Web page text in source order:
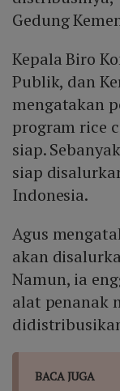
Gedung
Kepala Biro
Publik, dan
mengatakan
program rice
siap.
siap
Indonesia.
Agus
akan
Namun, ia
alat penanak
BACA JUGA